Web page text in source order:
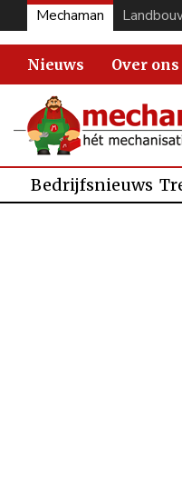
Mechaman
Nieuws Over ons
Bedrijfsnieuws